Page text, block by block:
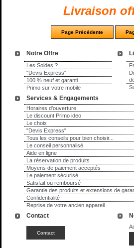
Notre Offre
Les Soldes ?
"Devis Express"
100 % neuf et garanti
Primo sur votre mobile
Services & Engagements
Horaires d'ouverture
Le discount Primo ideo
Le choix
"Devis Express"
Tous les conseils pour bien choisir...
Le conseil personnalisé
Aide en ligne
La réservation de produits
Moyens de paiement acceptés
Le paiement sécurisé
Satisfait ou remboursé
Garantie des produits et extensions de
Confidentialité
Reprise de votre ancien appareil
Contact
Livraison